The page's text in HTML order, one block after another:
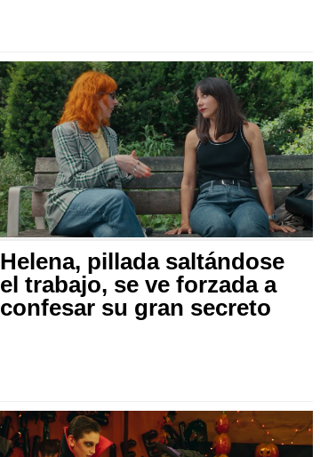
Helena, pillada saltándose
el trabajo, se ve forzada a
confesar su gran secreto